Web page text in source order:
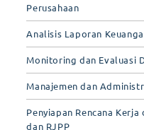
Perusahaan
Analisis Laporan
Monitoring dan Evaluasi
Manajemen dan
Penyiapan Rencana
dan RJPP